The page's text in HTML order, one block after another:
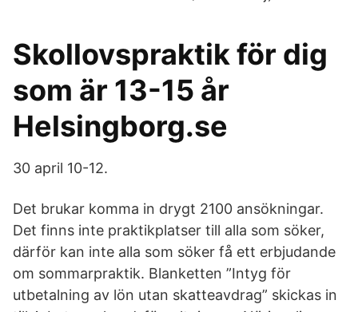
Skollovspraktik för dig
som är 13-15 år
Helsingborg.se
30 april 10-12.
Det brukar komma in drygt 2100 ansökningar.
Det finns inte praktikplatser till alla som söker,
därför kan inte alla som söker få ett erbjudande
om sommarpraktik. Blanketten ”Intyg för
utbetalning av lön utan skatteavdrag” skickas in